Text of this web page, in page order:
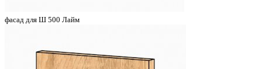
фасад для Ш 500 Лайм